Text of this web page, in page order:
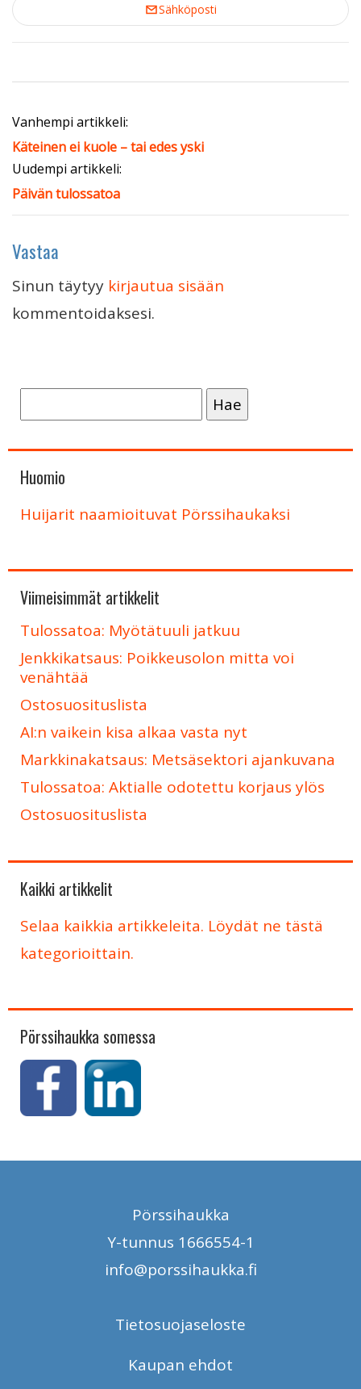
Sähköposti
Vanhempi artikkeli:
Käteinen ei kuole – tai edes yski
Uudempi artikkeli:
Päivän tulossatoa
Vastaa
Sinun täytyy kirjautua sisään
kommentoidaksesi.
Huomio
Huijarit naamioituvat Pörssihaukaksi
Viimeisimmät artikkelit
Tulossatoa: Myötätuuli jatkuu
Jenkkikatsaus: Poikkeusolon mitta voi
venähtää
Ostosuosituslista
AI:n vaikein kisa alkaa vasta nyt
Markkinakatsaus: Metsäsektori ajankuvana
Tulossatoa: Aktialle odotettu korjaus ylös
Ostosuosituslista
Kaikki artikkelit
Selaa kaikkia artikkeleita. Löydät ne tästä
kategorioittain.
Pörssihaukka somessa
Pörssihaukka
Y-tunnus 1666554-1
info@porssihaukka.fi
Tietosuojaseloste
Kaupan ehdot